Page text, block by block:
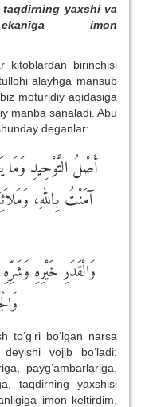
taqdirning yaxshi va
imon
kitoblardan birinchisi
alayhga mansub
moturidiy aqidasiga
manba sanaladi. Abu
deganlar:
أَصْلُ التَّوْحِيدِ
آمَنْتُ بِاللهِ،
وَالْقَدَرِ خَيْرِهِ
to‘g‘ri bo‘lgan narsa
vojib bo‘ladi:
payg‘ambarlariga,
taqdirning yaxshisi
imon keltirdim.